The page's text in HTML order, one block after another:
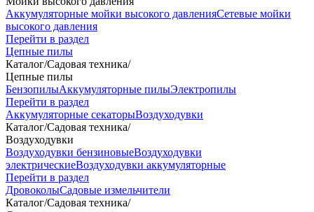
Аккумуляторные мойки высокого давленияСетевые мойки
высокого давления
Перейти в раздел
Цепные пилы
Каталог/Садовая техника/
Цепные пилы
БензопилыАккумуляторные пилыЭлектропилы
Перейти в раздел
Аккумуляторные секаторыВоздуходувки
Каталог/Садовая техника/
Воздуходувки
Воздуходувки бензиновыеВоздуходувки
электрическиеВоздуходувки аккумуляторные
Перейти в раздел
ДровоколыСадовые измельчители
Каталог/Садовая техника/